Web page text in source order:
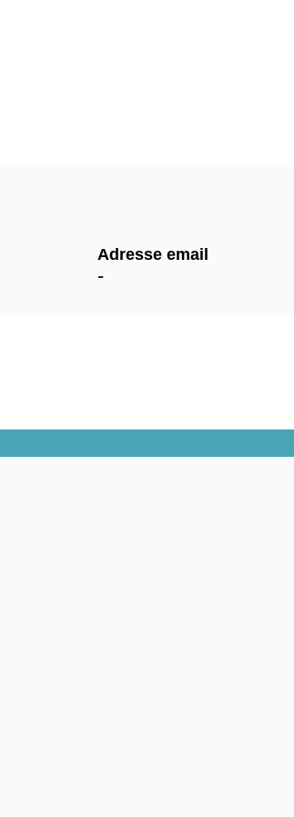
Adresse email
-